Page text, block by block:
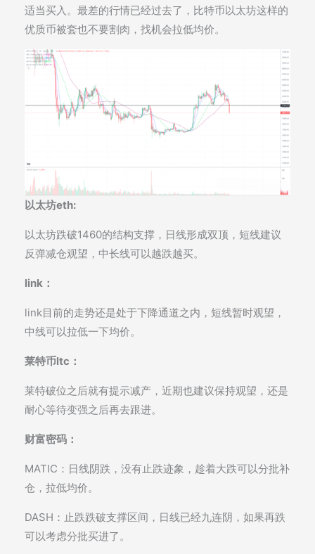
适当买入。最差的行情已经过去了，比特币以太坊这样的
优质币被套也不要割肉，找机会拉低均价。
以太坊eth:
以太坊跌破1460的结构支撑，日线形成双顶，短线建议
反弹减仓观望，中长线可以越跌越买。
link：
link目前的走势还是处于下降通道之内，短线暂时观望，
中线可以拉低一下均价。
莱特币ltc：
莱特破位之后就有提示减产，近期也建议保持观望，还是
耐心等待变强之后再去跟进。
财富密码：
MATIC：日线阴跌，没有止跌迹象，趁着大跌可以分批补
仓，拉低均价。
DASH：止跌跌破支撑区间，日线已经九连阴，如果再跌
可以考虑分批买进了。